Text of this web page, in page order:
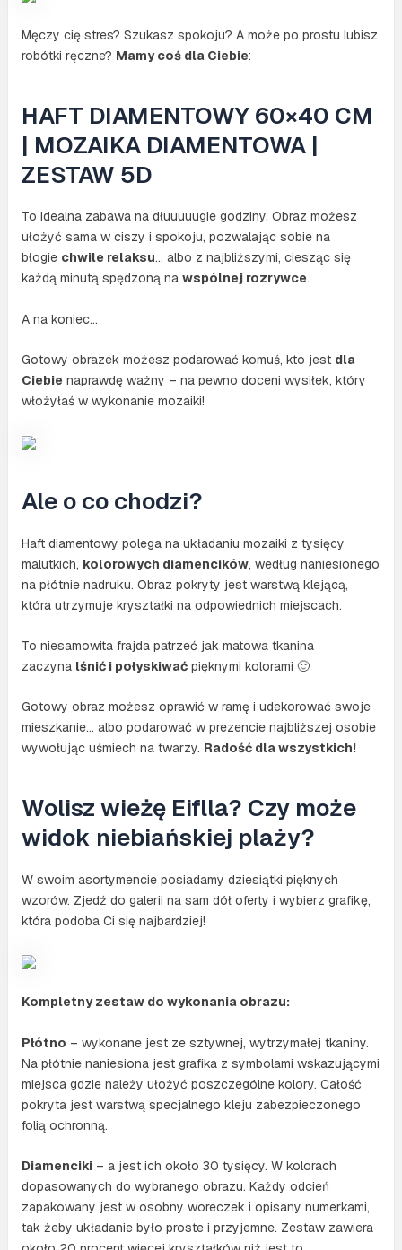
Męczy cię stres? Szukasz spokoju? A może po prostu lubisz
robótki ręczne? Mamy coś dla Ciebie:
HAFT DIAMENTOWY 60×40 CM
| MOZAIKA DIAMENTOWA |
ZESTAW 5D
To idealna zabawa na dłuuuuugie godziny. Obraz możesz
ułożyć sama w ciszy i spokoju, pozwalając sobie na
błogie chwile relaksu… albo z najbliższymi, ciesząc się
każdą minutą spędzoną na wspólnej rozrywce.
A na koniec…
Gotowy obrazek możesz podarować komuś, kto jest dla
Ciebie naprawdę ważny – na pewno doceni wysiłek, który
włożyłaś w wykonanie mozaiki!
Ale o co chodzi?
Haft diamentowy polega na układaniu mozaiki z tysięcy
malutkich, kolorowych diamencików, według naniesionego
na płótnie nadruku. Obraz pokryty jest warstwą klejącą,
która utrzymuje kryształki na odpowiednich miejscach.
To niesamowita frajda patrzeć jak matowa tkanina
zaczyna lśnić i połyskiwaćpięknymi kolorami 🙂
Gotowy obraz możesz oprawić w ramę i udekorować swoje
mieszkanie… albo podarować w prezencie najbliższej osobie
wywołując uśmiech na twarzy. Radość dla wszystkich!
Wolisz wieżę Eiflla? Czy może
widok niebiańskiej plaży?
W swoim asortymencie posiadamy dziesiątki pięknych
wzorów. Zjedź do galerii na sam dół oferty i wybierz grafikę,
która podoba Ci się najbardziej!
Kompletny zestaw do wykonania obrazu:
Płótno – wykonane jest ze sztywnej, wytrzymałej tkaniny.
Na płótnie naniesiona jest grafika z symbolami wskazującymi
miejsca gdzie należy ułożyć poszczególne kolory. Całość
pokryta jest warstwą specjalnego kleju zabezpieczonego
folią ochronną.
Diamenciki– a jest ich około 30 tysięcy. W kolorach
dopasowanych do wybranego obrazu. Każdy odcień
zapakowany jest w osobny woreczek i opisany numerkami,
tak żeby układanie było proste i przyjemne. Zestaw zawiera